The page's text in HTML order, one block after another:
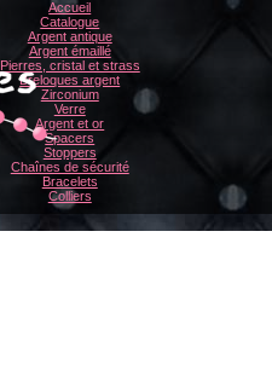
Accueil
Catalogue
Argent antique
Argent émaillé
Pierres, cristal et strass
Breloques argent
Zirconium
Verre
Argent et or
Spacers
Stoppers
Chaînes de sécurité
Bracelets
Colliers